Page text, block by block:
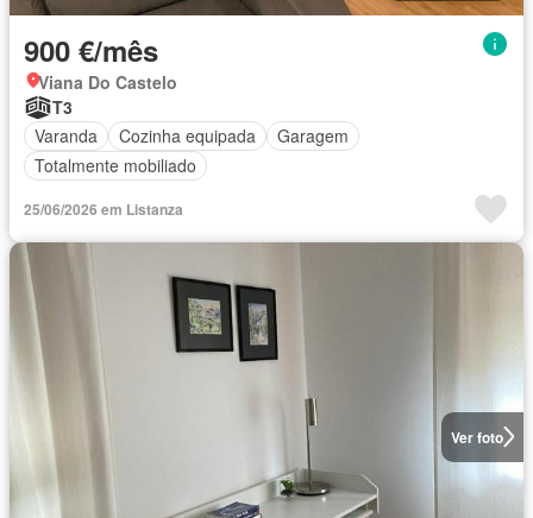
900 €/mês
Viana Do Castelo
T3
Varanda
Cozinha equipada
Garagem
Totalmente mobiliado
25/06/2026 em Listanza
Ver foto